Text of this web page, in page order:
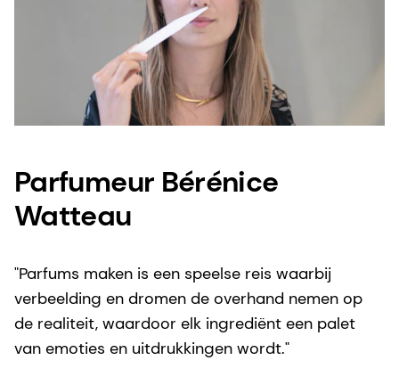
Parfumeur Bérénice
Watteau
"Parfums maken is een speelse reis waarbij
verbeelding en dromen de overhand nemen op
de realiteit, waardoor elk ingrediënt een palet
van emoties en uitdrukkingen wordt."